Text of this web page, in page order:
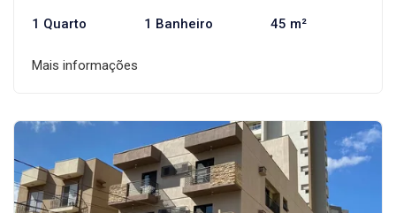
1 Quarto 1 Banheiro 45 m²
Mais informações